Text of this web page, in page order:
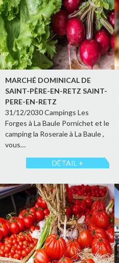
MARCHÉ DOMINICAL DE
SAINT-PÈRE-EN-RETZ SAINT-
PERE-EN-RETZ
31/12/2030 Campings Les
Forges à La Baule Pornichet et le
camping la Roseraie à La Baule ,
vous…
DÉTAIL +